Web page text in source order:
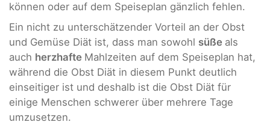
können oder auf dem Speiseplan gänzlich fehlen.
Ein nicht zu unterschätzender Vorteil an der Obst
und Gemüse Diät ist, dass man sowohl süße als
auch herzhafte Mahlzeiten auf dem Speiseplan hat,
während die Obst Diät in diesem Punkt deutlich
einseitiger ist und deshalb ist die Obst Diät für
einige Menschen schwerer über mehrere Tage
umzusetzen.